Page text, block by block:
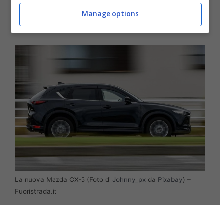
Ford Bronco del 2023
La nuova Mazda CX-5 (Foto di Johnny_px da Pixabay) –
Fuoristrada.it
Manage options